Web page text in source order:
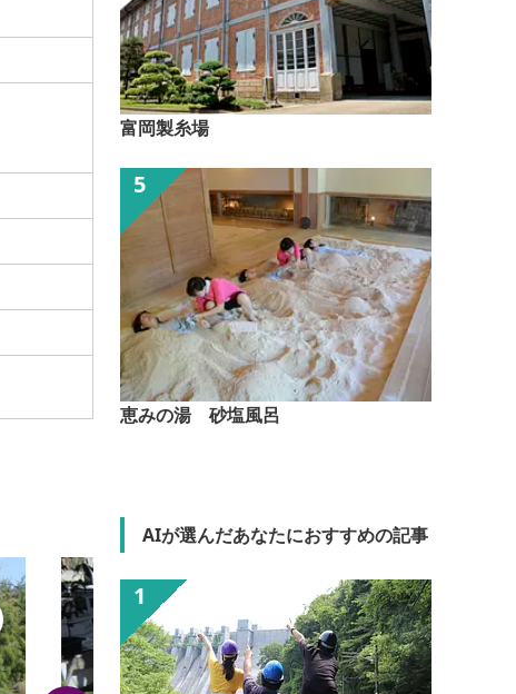
富岡製糸場
恵みの湯 砂塩風呂
AIが選んだあなたにおすすめの記事